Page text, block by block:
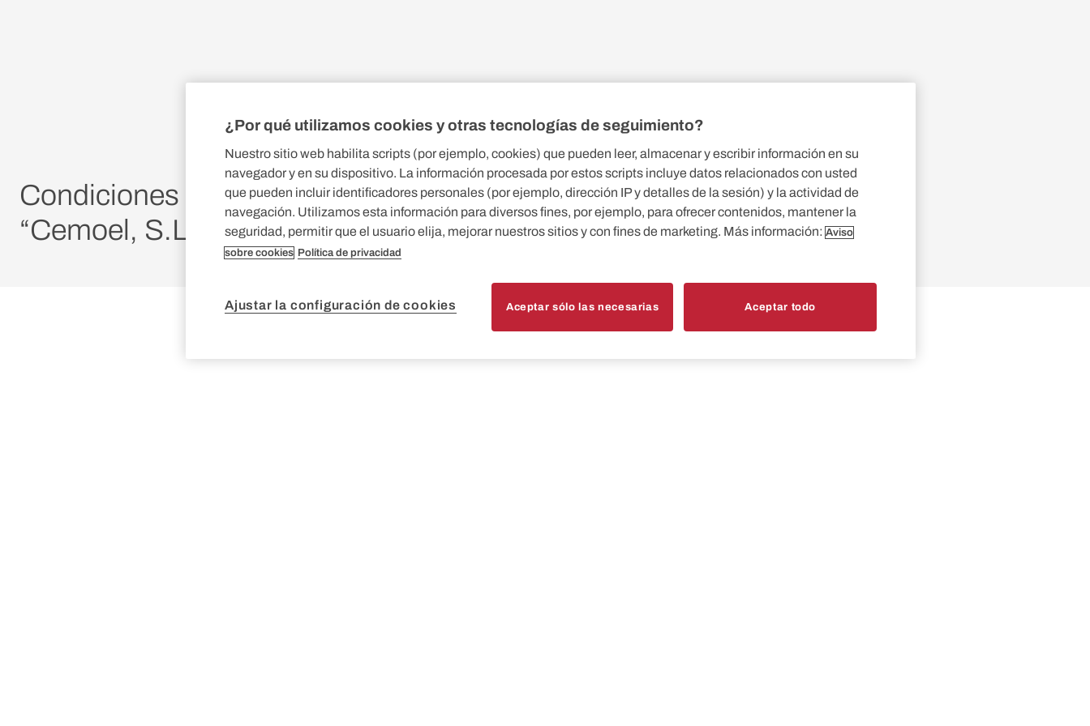
Condiciones generales de contratación para proveedores de
“Cemoel, S.L.” (compras y servicios)
¿Por qué utilizamos cookies y otras tecnologías de seguimiento?
Nuestro sitio web habilita scripts (por ejemplo, cookies) que pueden leer, almacenar y escribir información en su
navegador y en su dispositivo. La información procesada por estos scripts incluye datos relacionados con usted
que pueden incluir identificadores personales (por ejemplo, dirección IP y detalles de la sesión) y la actividad de
navegación. Utilizamos esta información para diversos fines, por ejemplo, para ofrecer contenidos, mantener la
seguridad, permitir que el usuario elija, mejorar nuestros sitios y con fines de marketing. Más información: Aviso
sobre cookies Política de privacidad
Aceptar sólo las necesarias Aceptar todo
Ajustar la configuración de cookies